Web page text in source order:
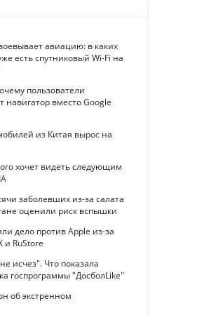
авиацию: в каких
есть спутниковый Wi-Fi на
пользователи
навигатор вместо Google
из Китая вырос на
хочет видеть следующим
заболевших из-за салата
оценили риск вспышки
дело против Apple из-за
и RuStore
исчез". Что показала
госпрограммы "ДосболLike"
об экстренном